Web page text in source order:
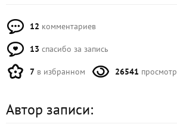
12 комментариев
13 спасибо за запись
7 в избранном 26541 просмотр
Автор записи: